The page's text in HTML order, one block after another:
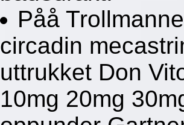
Påå
circadin
uttrukket Don
10mg 20mg